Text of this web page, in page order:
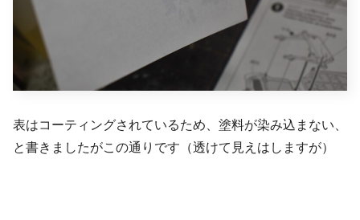
表はコーティングされているため、塗料が染み込まない、
と書きましたがこの通りです（透けて見えはしますが）